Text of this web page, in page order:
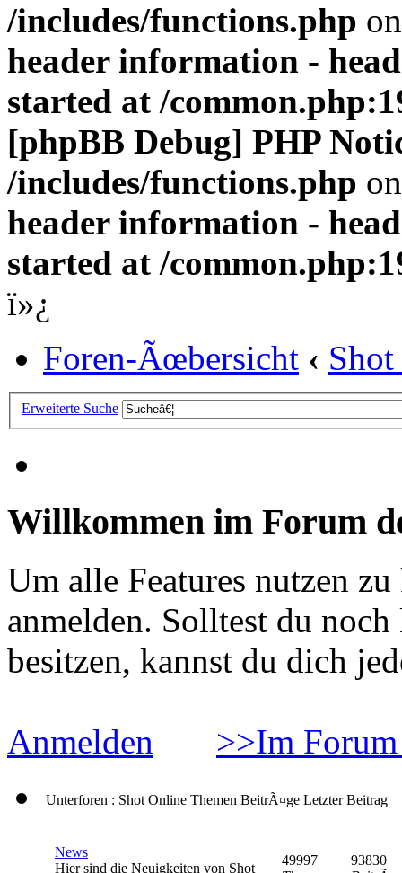
/includes/functions.php
header information -
started at /
[phpBB Debug] PHP
/includes/functions.php
header information -
started at /
ï»¿
Foren-Ãœbersicht ‹
Erweiterte Suche
Willkommen im Forum
Um alle Features nutzen
anmelden. Solltest du
besitzen, kannst du dich
Anmelden >>Im
Unterforen : Shot Online Themen BeitrÃ¤ge Letzter Beitrag
News
Hier sind die Neuigkeiten von Shot
49997
93830